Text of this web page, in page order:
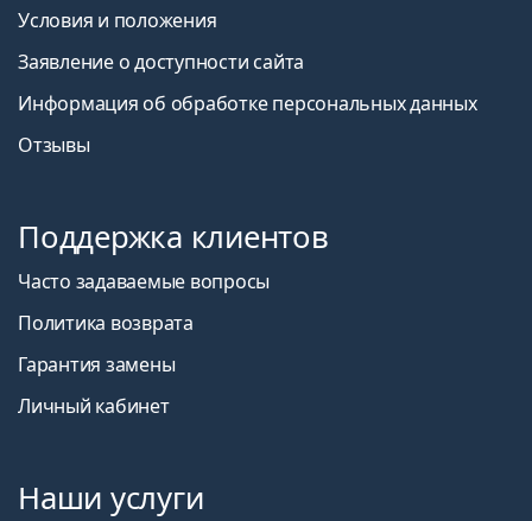
Условия и положения
Заявление о доступности сайта
Информация об обработке персональных данных
Отзывы
Поддержка клиентов
Часто задаваемые вопросы
Политика возврата
Гарантия замены
Личный кабинет
Наши услуги